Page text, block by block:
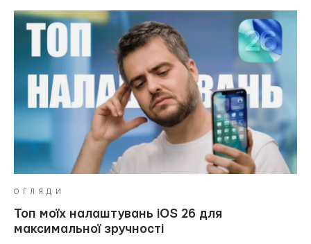
ОГЛЯДИ
Топ моїх налаштувань iOS 26 для
максимальної зручності